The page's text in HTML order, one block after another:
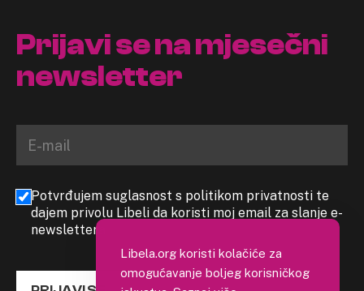
Prijavi se na mjesečni
newsletter
Potvrđujem suglasnost s politikom privatnosti te
dajem privolu Libeli da koristi moj email za slanje e-
newslettera
Libela.org koristi kolačiće za
omogućavanje boljeg korisničkog